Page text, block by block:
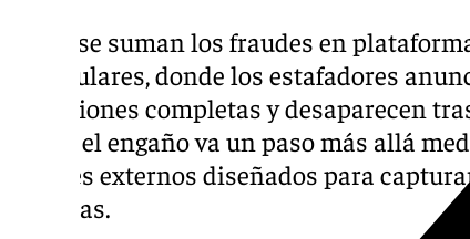
A ello se suman los fraudes en
particulares, donde los estafadores
colecciones completas y desaparecen
casos, el engaño va un paso más allá
enlaces externos diseñados para
víctimas.